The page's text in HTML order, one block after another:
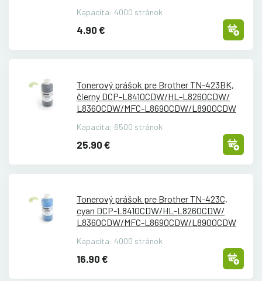
Kapacita: 4000 stránok
4.90 €
Tonerový prášok pre Brother TN-423BK,
čierny DCP-L8410CDW/HL-L8260CDW/
L8360CDW/MFC-L8690CDW/L8900CDW
Kapacita: 6500 stránok
25.90 €
Tonerový prášok pre Brother TN-423C,
cyan DCP-L8410CDW/HL-L8260CDW/
L8360CDW/MFC-L8690CDW/L8900CDW
Kapacita: 4000 stránok
16.90 €